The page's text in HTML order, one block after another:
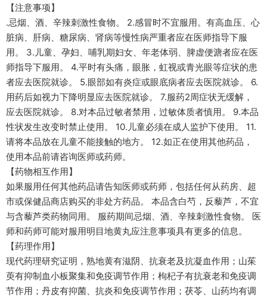
【注意事项】
.忌烟、酒、辛辣刺激性食物。 2.感冒时不宜服用。有高血压、心
脏病、肝病、糖尿病、肾病等慢性病严重者应在医师指导下服
用。 3.儿童、孕妇、哺乳期妇女、年老体弱、脾虚便溏者应在医
师指导下服用。 4.平时有头痛，眼胀，虹视或青光眼等症状的患
者应去医院就诊。 5.眼部如有炎症或眼底病者应去医院就诊。 6.
用药后如视力下降明显应去医院就诊。 7.服药2周症状无缓解，
应去医院就诊。 8.对本品过敏者禁用，过敏体质者慎用。 9.本品
性状发生改变时禁止使用。 10.儿童必须在成人监护下使用。 11.
请将本品放在儿童不能接触的地方。 12.如正在使用其他药品，
使用本品前请咨询医师或药师。
【药物相互作用】
如果服用任何其他药品请告知医师或药师，包括任何从药房、超
市或保健品商店购买的非处方药品。 本品含白芍，反藜芦，不宜
与含藜芦类药物同用。 服药期间忌烟、酒、辛辣刺激性食物。 医
师和药师可能对服用明目地黄丸应注意事项具有更多的信息。
【药理作用】
现代药理研究证明，熟地黄有滋阴、抗衰老及抗凝血作用；山茱
萸有抑制血小板聚集和免疫调节作用；枸杞子有抗衰老和免疫调
节作用；丹皮有抑菌、抗炎和免疫调节作用；茯苓、山药均有调